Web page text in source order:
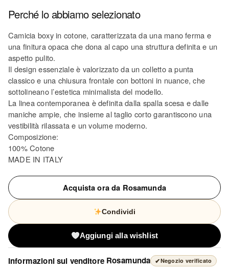
Perché lo abbiamo selezionato
Camicia boxy in cotone, caratterizzata da una mano ferma e
una finitura opaca che dona al capo una struttura definita e un
aspetto pulito.
Il design essenziale è valorizzato da un colletto a punta
classico e una chiusura frontale con bottoni in nuance, che
sottolineano l’estetica minimalista del modello.
La linea contemporanea è definita dalla spalla scesa e dalle
maniche ampie, che insieme al taglio corto garantiscono una
vestibilità rilassata e un volume moderno.
Composizione:
100% Cotone
MADE IN ITALY
Acquista ora da Rosamunda
Condividi
Aggiungi alla wishlist
Informazioni sul venditore Rosamunda ✔Negozio verificato